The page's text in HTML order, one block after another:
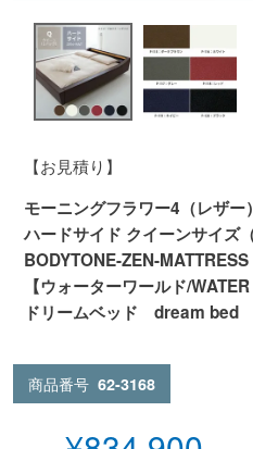
【お見積り】
モーニングフラワー4（レザー）
ハードサイド クイーンサイズ
BODYTONE-ZEN-
【ウォーターワールド/
ドリームベッド dream bed
商品番号 62-3168